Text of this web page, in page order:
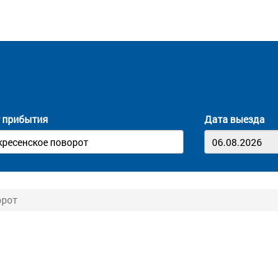
прибытия Дата выезда